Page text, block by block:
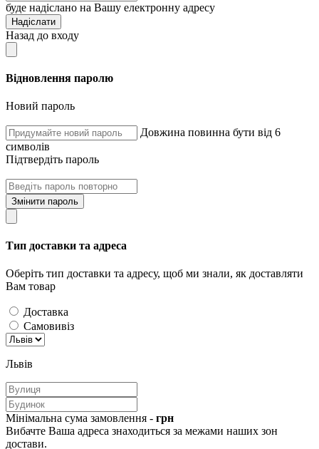
буде надіслано на Вашу електронну адресу
Надіслати
Назад до входу
Відновлення паролю
Новий пароль
Довжина повинна бути від 6
символів
Підтвердіть пароль
Змінити пароль
Тип доставки та адреса
Оберіть тип доставки та адресу, щоб ми знали, як доставляти
Вам товар
Доставка
Самовивіз
Львів
Мінімальна сума замовлення - грн
Вибачте Ваша адреса знаходиться за межами наших зон
достави.